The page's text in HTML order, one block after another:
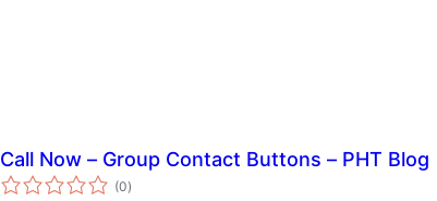
Call Now – Group Contact Buttons – PHT Blog
(0total
ratings
)